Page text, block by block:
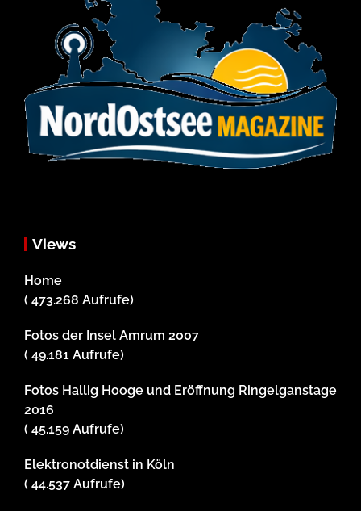
Views
Home
( 473.268 Aufrufe)
Fotos der Insel Amrum 2007
( 49.181 Aufrufe)
Fotos Hallig Hooge und Eröffnung Ringelganstage
2016
( 45.159 Aufrufe)
Elektronotdienst in Köln
( 44.537 Aufrufe)